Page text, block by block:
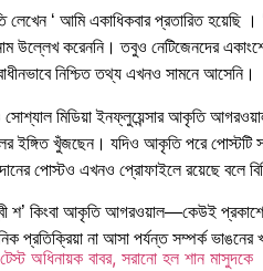
‘ আমি একাধিকবার প্রতারিত হয়েছি ।
উল্লেখ করেননি। তবুও নেটিজেনদের
নিশ্চিত তথ্য এখনও সামনে আসেনি।
সোশ্যাল মিডিয়া ইনফ্লুয়েন্সার আকৃতি
ইঙ্গিত খুঁজছেন। যদিও আকৃতি পরে পোস্টটি
পোস্টও এখনও প্রোফাইলে রয়েছে বলে
শ’ কিংবা আকৃতি আগরওয়াল—কেউই
প্রতিক্রিয়া না আসা পর্যন্ত সম্পর্ক ভাঙনের
অধিনায়ক বাবর, সরানো হল শান মাসুদকে